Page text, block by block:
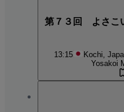
第７３回 よさこ
13:15 Kochi,
Yosakoi